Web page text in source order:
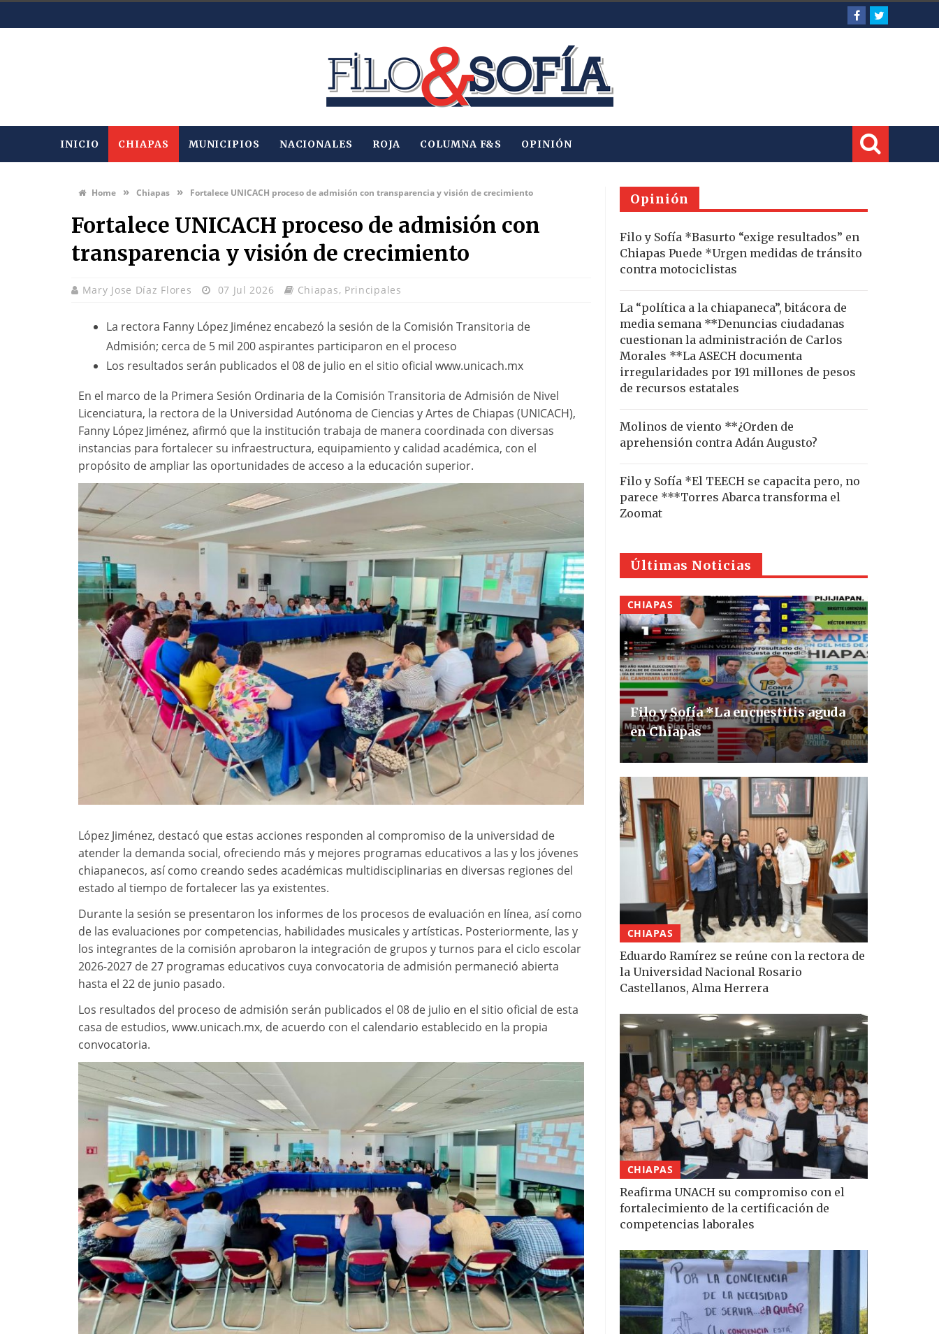
INICIO CHIAPAS MUNICIPIOS NACIONALES ROJA COLUMNA F&S OPINIÓN
Home » Chiapas » Fortalece UNICACH proceso de admisión con transparencia y visión de crecimiento
Fortalece UNICACH proceso de admisión con
transparencia y visión de crecimiento
Mary Jose Díaz Flores 07 Jul 2026 Chiapas, Principales
La rectora Fanny López Jiménez encabezó la sesión de la Comisión Transitoria de
Admisión; cerca de 5 mil 200 aspirantes participaron en el proceso
Los resultados serán publicados el 08 de julio en el sitio oficial www.unicach.mx
En el marco de la Primera Sesión Ordinaria de la Comisión Transitoria de Admisión de Nivel
Licenciatura, la rectora de la Universidad Autónoma de Ciencias y Artes de Chiapas (UNICACH),
Fanny López Jiménez, afirmó que la institución trabaja de manera coordinada con diversas
instancias para fortalecer su infraestructura, equipamiento y calidad académica, con el
propósito de ampliar las oportunidades de acceso a la educación superior.
López Jiménez, destacó que estas acciones responden al compromiso de la universidad de
atender la demanda social, ofreciendo más y mejores programas educativos a las y los jóvenes
chiapanecos, así como creando sedes académicas multidisciplinarias en diversas regiones del
estado al tiempo de fortalecer las ya existentes.
Durante la sesión se presentaron los informes de los procesos de evaluación en línea, así como
de las evaluaciones por competencias, habilidades musicales y artísticas. Posteriormente, las y
los integrantes de la comisión aprobaron la integración de grupos y turnos para el ciclo escolar
2026-2027 de 27 programas educativos cuya convocatoria de admisión permaneció abierta
hasta el 22 de junio pasado.
Los resultados del proceso de admisión serán publicados el 08 de julio en el sitio oficial de esta
casa de estudios, www.unicach.mx, de acuerdo con el calendario establecido en la propia
convocatoria.
Opinión
Filo y Sofía *Basurto “exige resultados” en
Chiapas Puede *Urgen medidas de tránsito
contra motociclistas
La “política a la chiapaneca”, bitácora de
media semana **Denuncias ciudadanas
cuestionan la administración de Carlos
Morales **La ASECH documenta
irregularidades por 191 millones de pesos
de recursos estatales
Molinos de viento **¿Orden de
aprehensión contra Adán Augusto?
Filo y Sofía *El TEECH se capacita pero, no
parece ***Torres Abarca transforma el
Zoomat
Últimas Noticias
CHIAPAS
Filo y Sofía *La encuestitis aguda
en Chiapas
CHIAPAS
Eduardo Ramírez se reúne con la rectora de
la Universidad Nacional Rosario
Castellanos, Alma Herrera
CHIAPAS
Reafirma UNACH su compromiso con el
fortalecimiento de la certificación de
competencias laborales